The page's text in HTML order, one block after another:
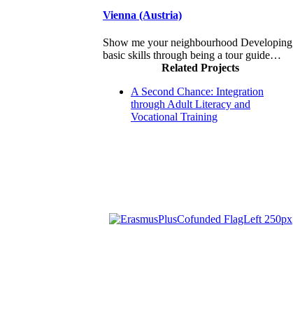
Vienna (Austria)
Show me your neighbourhood Developing
basic skills through being a tour guide…
Related Projects
A Second Chance: Integration
through Adult Literacy and
Vocational Training